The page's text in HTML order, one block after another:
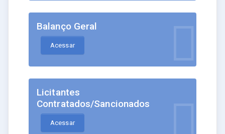
Balanço Geral
Acessar
Licitantes
Contratados/Sancionados
Acessar